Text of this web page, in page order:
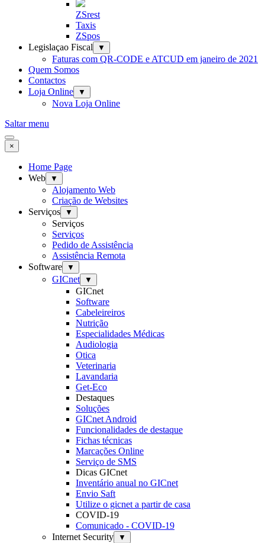
ZSrest
Taxis
ZSpos
Legislaçao Fiscal
▼
Faturas com QR-CODE e ATCUD em janeiro de 2021
Quem Somos
Contactos
Loja Online
▼
Nova Loja Online
Saltar menu
×
Home Page
Web
▼
Alojamento Web
Criação de Websites
Serviços
▼
Serviços
Serviços
Pedido de Assistência
Assistência Remota
Software
▼
GICnet ▼
GICnet
Software
Cabeleireiros
Nutrição
Especialidades Médicas
Audiologia
Otica
Veterinaria
Lavandaria
Get-Eco
Destaques
Soluções
GICnet Android
Funcionalidades de destaque
Fichas técnicas
Marcações Online
Serviço de SMS
Dicas GICnet
Inventário anual no GICnet
Envio Saft
Utilize o gicnet a partir de casa
COVID-19
Comunicado - COVID-19
Internet Security
▼